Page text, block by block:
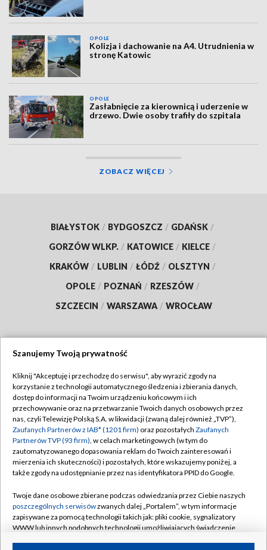
OPOLE
Kolizja i dachowanie na A4. Utrudnienia w
stronę Katowic
OPOLE
Zasłabnięcie za kierownicą i uderzenie w
drzewo. Dwie osoby trafiły do szpitala
ZOBACZ WIĘCEJ
BIAŁYSTOK / BYDGOSZCZ / GDAŃSK /
GORZÓW WLKP. / KATOWICE / KIELCE /
KRAKÓW / LUBLIN / ŁÓDŹ / OLSZTYN /
OPOLE / POZNAŃ / RZESZÓW /
SZCZECIN / WARSZAWA / WROCŁAW
TVP
Abonament TVP
Emisja w TVP
Centrum informacji TVP
Naziemna Telewizja Cyfrowa
Rada Programowa
System NOS
Informacje o nadawcy
Regulamin TVP
Polityka prywatności
Moje zgody
Pomoc
Kontakt
Kanały
Szanujemy Twoją prywatność
Kliknij "Akceptuję i przechodzę do serwisu", aby wyrazić zgody na
korzystanie z technologii automatycznego śledzenia i zbierania danych,
dostęp do informacji na Twoim urządzeniu końcowym i ich
przechowywanie oraz na przetwarzanie Twoich danych osobowych przez
nas, czyli Telewizję Polską S.A. w likwidacji (zwaną dalej również „TVP”),
Zaufanych Partnerów z IAB* (1201 firm) oraz pozostałych Zaufanych
Partnerów TVP (93 firm), w celach marketingowych (w tym do
zautomatyzowanego dopasowania reklam do Twoich zainteresowań i
mierzenia ich skuteczności) i pozostałych, które wskazujemy poniżej, a
także zgody na udostępnianie przez nas identyfikatora PPID do Google.
Twoje dane osobowe zbierane podczas odwiedzania przez Ciebie naszych
poszczególnych serwisówzwanych dalej „Portalem”, w tym informacje
zapisywane za pomocą technologii takich jak: pliki cookie, sygnalizatory
WWW lub innych podobnych technologii umożliwiających świadczenie